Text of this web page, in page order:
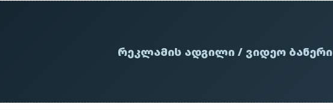
რეკლამის ადგილი / ვიდეო ბანერი